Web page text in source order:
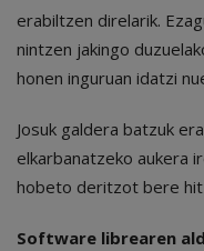
erabiltzen direlarik.
nintzen jakingo
honen inguruan idatzi
Josuk galdera batzuk
elkarbanatzeko aukera
hobeto deritzot bere
Software librearen